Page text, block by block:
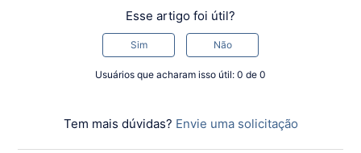
Esse artigo foi útil?
Sim Não
Usuários que acharam isso útil: 0 de 0
Tem mais dúvidas? Envie uma solicitação